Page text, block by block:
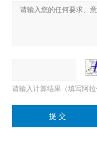
请输入计算结果（填写阿